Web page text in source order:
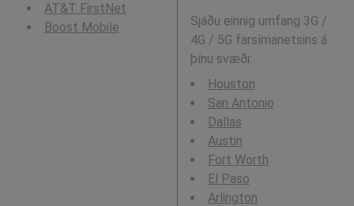
AT&T FirstNet
Boost Mobile
Sjáðu einnig umfang 3G /
4G / 5G farsímanetsins á
þínu svæði:
Houston
San Antonio
Dallas
Austin
Fort Worth
El Paso
Arlington